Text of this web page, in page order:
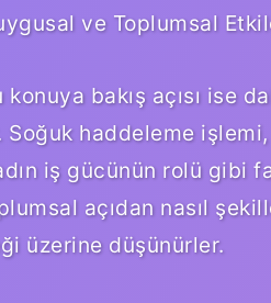
ve Toplumsal
konuya bakış açısı
Soğuk haddeleme
iş gücünün rolü gibi
açıdan nasıl
üzerine düşünürler.